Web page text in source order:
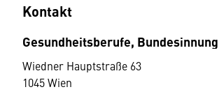
Kontakt
Gesundheitsberufe, Bundesinnung
Wiedner Hauptstraße 63
1045 Wien